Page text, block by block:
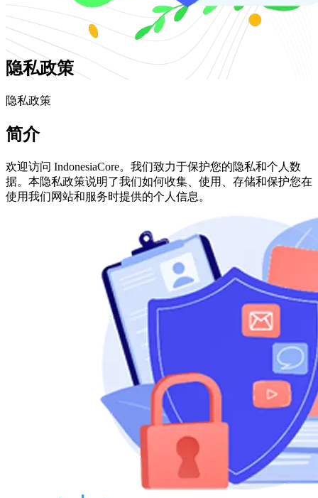
隐私政策
隐私政策
简介
欢迎访问 IndonesiaCore。我们致力于保护您的隐私和个人数
据。本隐私政策说明了我们如何收集、使用、存储和保护您在
使用我们网站和服务时提供的个人信息。